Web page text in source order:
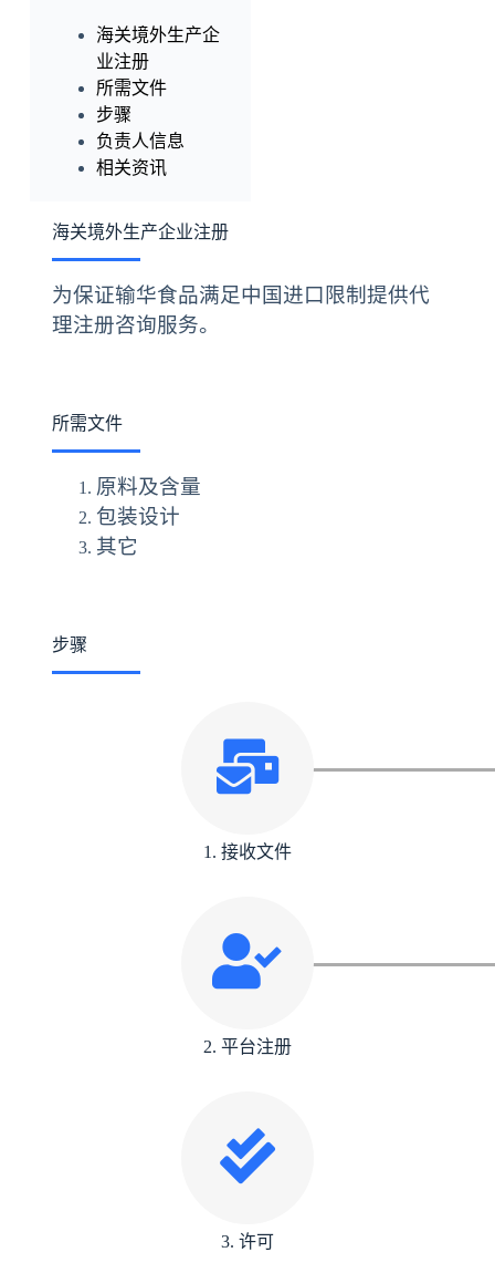
海关境外生产企
业注册
所需文件
步骤
负责人信息
相关资讯
海关境外生产企业注册
为保证输华食品满足中国进口限制提供代
理注册咨询服务。
所需文件
原料及含量
包装设计
其它
步骤
1. 接收文件
2. 平台注册
3. 许可